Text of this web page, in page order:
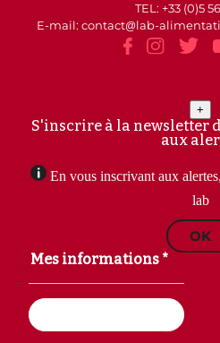
TEL: +33 (0)5
E-mail: contact
lab-
+
S'inscrire à la newsletter
aux
En vous inscrivant aux
lab
OK
Mes informations *
Email